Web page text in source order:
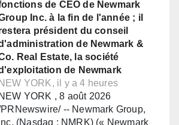
de CEO de Newmark
Inc. à la fin de l'année ; il
président du conseil
de Newmark &
Real Estate, la société
de Newmark
NEW YORK, il y a 4 heures
NEW YORK , 8 août 2026
-- Newmark Group,
Inc. (Nasdaq : NMRK) (« Newmark